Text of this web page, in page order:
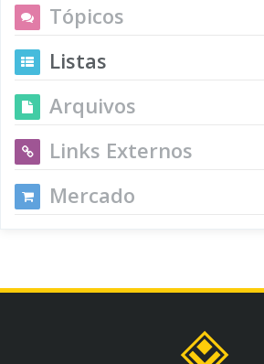
Tópicos
Listas
Arquivos
Links Externos
Mercado